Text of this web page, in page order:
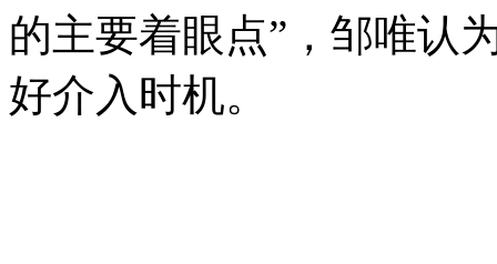
的主要着眼点”，邹唯认
好介入时机。